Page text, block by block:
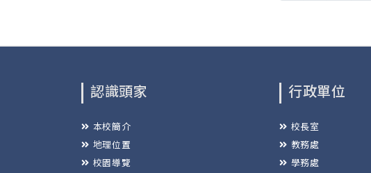
認識頭家
本校簡介
地理位置
校園導覽
行政單位
校長室
教務處
學務處